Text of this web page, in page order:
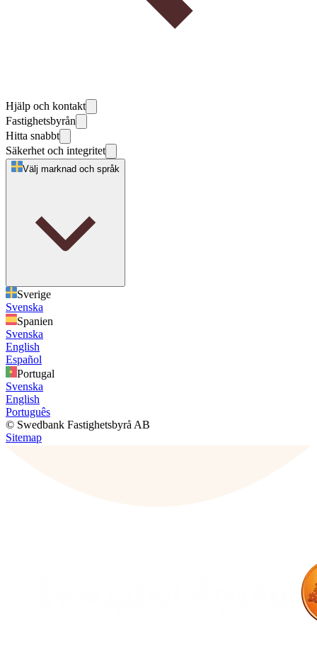
Hjälp och kontakt
Fastighetsbyrån
Hitta snabbt
Säkerhet och integritet
Välj marknad och språk
Sverige
Svenska
Spanien
Svenska
English
Español
Portugal
Svenska
English
Português
© Swedbank Fastighetsbyrå AB
Sitemap